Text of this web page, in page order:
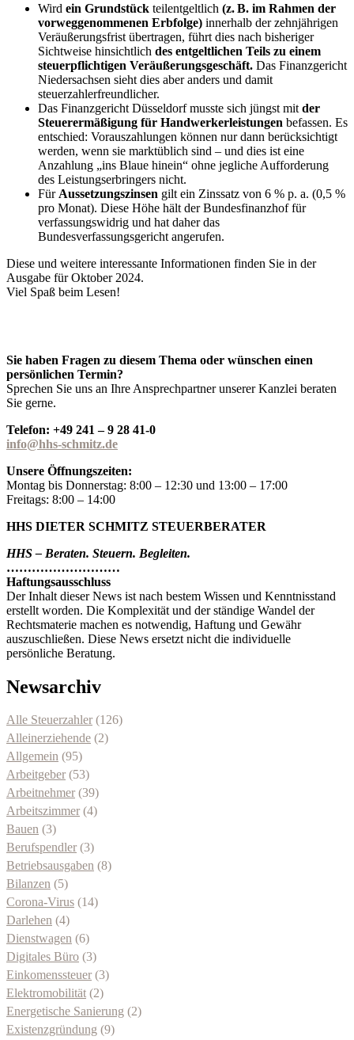
Wird ein Grundstück teilentgeltlich (z. B. im Rahmen der
vorweggenommenen Erbfolge) innerhalb der zehnjährigen
Veräußerungsfrist übertragen, führt dies nach bisheriger
Sichtweise hinsichtlich des entgeltlichen Teils zu einem
steuerpflichtigen Veräußerungsgeschäft. Das Finanzgericht
Niedersachsen sieht dies aber anders und damit
steuerzahlerfreundlicher.
Das Finanzgericht Düsseldorf musste sich jüngst mit der
Steuerermäßigung für Handwerkerleistungen befassen. Es
entschied: Vorauszahlungen können nur dann berücksichtigt
werden, wenn sie marktüblich sind – und dies ist eine
Anzahlung „ins Blaue hinein“ ohne jegliche Aufforderung
des Leistungserbringers nicht.
Für Aussetzungszinsen gilt ein Zinssatz von 6 % p. a. (0,5 %
pro Monat). Diese Höhe hält der Bundesfinanzhof für
verfassungswidrig und hat daher das
Bundesverfassungsgericht angerufen.
Diese und weitere interessante Informationen finden Sie in der
Ausgabe für Oktober 2024.
Viel Spaß beim Lesen!
Sie haben Fragen zu diesem Thema oder wünschen einen
persönlichen Termin?
Sprechen Sie uns an Ihre Ansprechpartner unserer Kanzlei beraten
Sie gerne.
Telefon: +49 241 – 9 28 41-0
info@hhs-schmitz.de
Unsere Öffnungszeiten:
Montag bis Donnerstag: 8:00 – 12:30 und 13:00 – 17:00
Freitags: 8:00 – 14:00
HHS DIETER SCHMITZ STEUERBERATER
HHS – Beraten. Steuern. Begleiten.
………………………
Haftungsausschluss
Der Inhalt dieser News ist nach bestem Wissen und Kenntnisstand
erstellt worden. Die Komplexität und der ständige Wandel der
Rechtsmaterie machen es notwendig, Haftung und Gewähr
auszuschließen. Diese News ersetzt nicht die individuelle
persönliche Beratung.
Newsarchiv
Alle Steuerzahler (126)
Alleinerziehende (2)
Allgemein (95)
Arbeitgeber (53)
Arbeitnehmer (39)
Arbeitszimmer (4)
Bauen (3)
Berufspendler (3)
Betriebsausgaben (8)
Bilanzen (5)
Corona-Virus (14)
Darlehen (4)
Dienstwagen (6)
Digitales Büro (3)
Einkomenssteuer (3)
Elektromobilität (2)
Energetische Sanierung (2)
Existenzgründung (9)